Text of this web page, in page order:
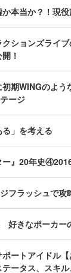
本当か？！現役
クションズライ
！
初期WINGのよ
ージ
る」を考える
ー』20年史
フラッシュで攻
好きなポーカー
ポートアイドル
ータス、スキ